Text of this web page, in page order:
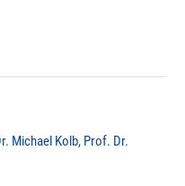
Michael Kolb, Prof. Dr.